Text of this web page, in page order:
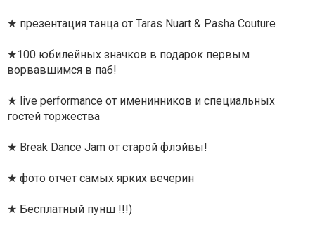
★ презентация танца от Taras Nuart & Pasha Couture
★100 юбилейных значков в подарок первым
ворвавшимся в паб!
★ live performance от именинников и специальных
гостей торжества
★ Break Dance Jam от старой флэйвы!
★ фото отчет самых ярких вечерин
★ Бесплатный пунш !!!)